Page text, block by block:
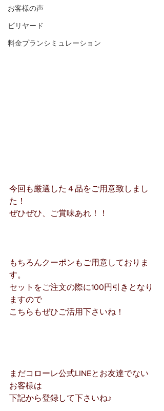
お客様の声
ビリヤード
料金プランシミュレーション
今回も厳選した４品をご用意致しまし
た！
ぜひぜひ、ご賞味あれ！！
もちろんクーポンもご用意しておりま
す。
セットをご注文の際に100円引きとなり
ますので
こちらもぜひご活用下さいね！
まだコローレ公式LINEとお友達でない
お客様は
下記から登録して下さいね♪